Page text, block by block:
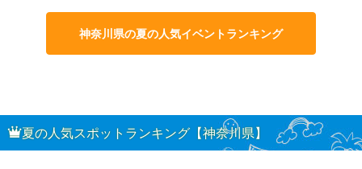
神奈川県の夏の人気イベントランキング
夏の人気スポットランキング【神奈川県】